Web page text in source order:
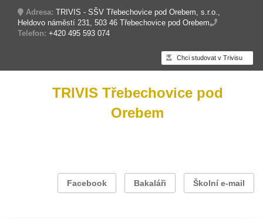
Adresa: TRIVIS - SŠV Třebechovice pod Orebem, s.r.o.,
Heldovo náměstí 231, 503 46 Třebechovice pod Orebem
Telefon: +420 495 593 074
Chci studovat v Trivisu
TRIVIS Třebechovice pod
Orebem
Facebook Bakaláři Školní e-mail